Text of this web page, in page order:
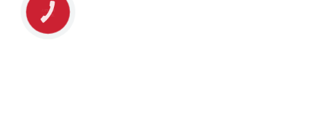
КНОПКА
ЗВ'ЯЗКУ